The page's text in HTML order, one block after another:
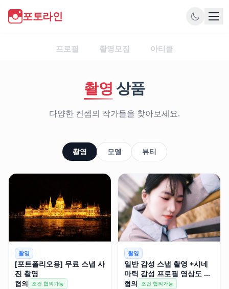
포토라인
로그인 시작하기
프로필 촬영모집 아티클
촬영 상품
다양한 컨셉의 작가들을 찾아보세요.
촬영 모델 뷰티
촬영
[포트폴리오용] 무료 스냅 사
진 촬영
협의 조건 협의가능
촬영
일반 감성 스냅 촬영 +시네
마틱 감성 프로필 영상도 찍
어드려요!
협의 조건 협의가능